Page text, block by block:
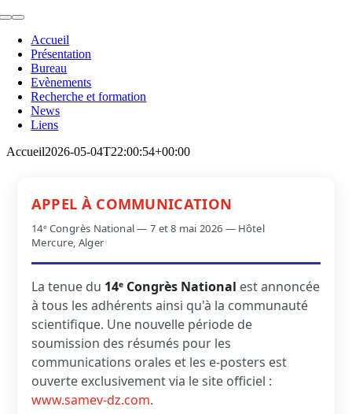
Skip
content
Toggle
NavigationAccueil
Présentation
Bureau
Evènements
Recherche et formation
News
Liens
Accueil2026-05-04T22:00:54+00:00
APPEL À COMMUNICATION
14ᵉ Congrès National — 7 et 8 mai 2026 — Hôtel
Mercure, Alger
La tenue du 14ᵉ Congrès National est annoncée
à tous les adhérents ainsi qu'à la communauté
scientifique. Une nouvelle période de
soumission des résumés pour les
communications orales et les e-posters est
ouverte exclusivement via le site officiel :
www.samev-dz.com.